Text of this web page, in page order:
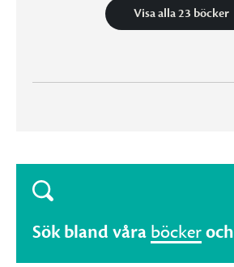
Visa alla 23 böcker
Sök bland våra böckeroch